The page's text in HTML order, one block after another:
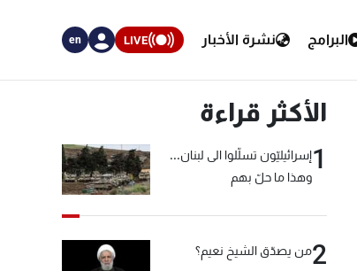
البرامج نشرة الأخبار LIVE
en
الأكثر قراءة
1إسرائيليّون تسلّلوا الى لبنان...
وهذا ما حلّ بهم
2من يصدّق الشيخ نعيم؟